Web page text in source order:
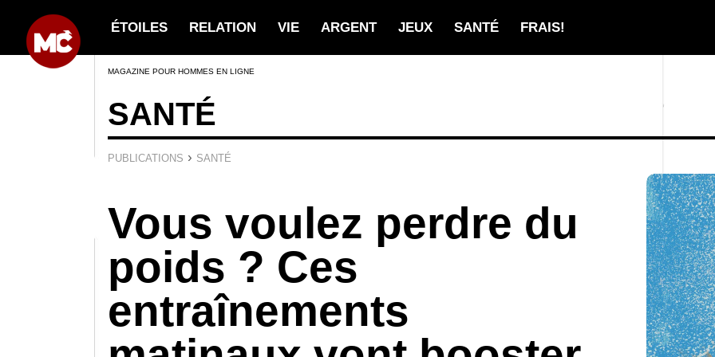
ÉTOILES RELATION VIE ARGENT JEUX SANTÉ FRAIS!
MAGAZINE POUR HOMMES EN LIGNE
SANTÉ
PUBLICATIONS › SANTÉ
Vous voulez perdre du
poids ? Ces
entraînements